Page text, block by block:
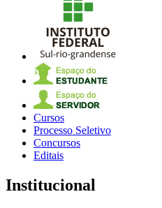
Cursos
Processo Seletivo
Concursos
Editais
Institucional